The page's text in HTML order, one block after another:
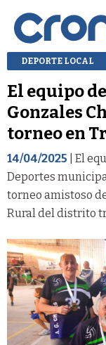
DEPORTE LOCAL
El equipo
Gonzales
torneo en
14/04/2025 | El
Deportes
torneo amistoso
Rural del distrito